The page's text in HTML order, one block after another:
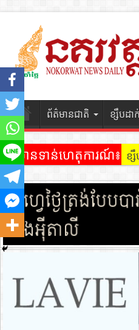
ព័ត៌មានជាតិ ខ្សឹបដា
ព័ត៌មានទាន់ហេតុការណ៍៖ ខ្